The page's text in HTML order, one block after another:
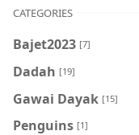
CATEGORIES
Bajet2023 [7]
Dadah [19]
Gawai Dayak [15]
Penguins [1]